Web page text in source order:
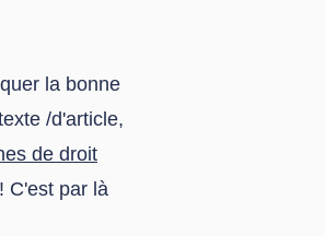
la bonne
/d'article,
de droit
C'est par là